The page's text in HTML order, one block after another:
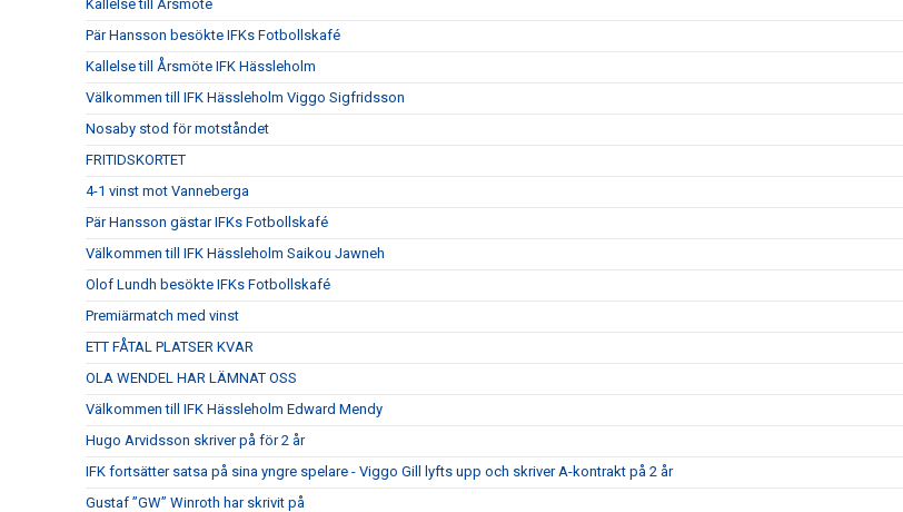
Kallelse till Årsmöte
Pär Hansson besökte IFKs Fotbollskafé
Kallelse till Årsmöte IFK Hässleholm
Välkommen till IFK Hässleholm Viggo Sigfridsson
Nosaby stod för motståndet
FRITIDSKORTET
4-1 vinst mot Vanneberga
Pär Hansson gästar IFKs Fotbollskafé
Välkommen till IFK Hässleholm Saikou Jawneh
Olof Lundh besökte IFKs Fotbollskafé
Premiärmatch med vinst
ETT FÅTAL PLATSER KVAR
OLA WENDEL HAR LÄMNAT OSS
Välkommen till IFK Hässleholm Edward Mendy
Hugo Arvidsson skriver på för 2 år
IFK fortsätter satsa på sina yngre spelare - Viggo Gill lyfts upp och skriver A-kontrakt på 2 år
Gustaf ”GW” Winroth har skrivit på